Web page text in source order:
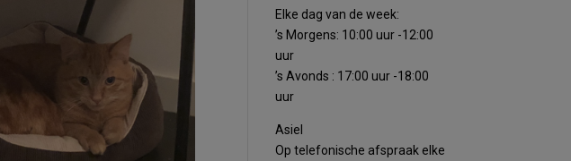
Elke dag van de week:
’s Morgens: 10:00 uur -12:00
uur
’s Avonds : 17:00 uur -18:00
uur
Asiel
Op telefonische afspraak elke